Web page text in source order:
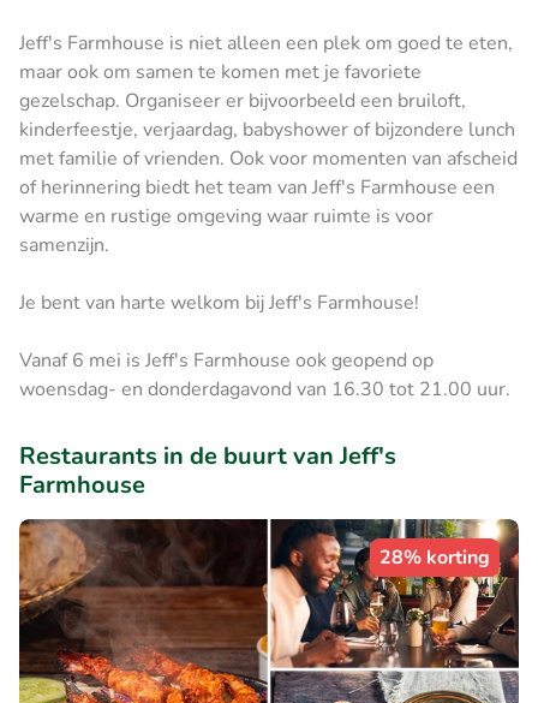
Jeff's Farmhouse is niet alleen een plek om goed te eten,
maar ook om samen te komen met je favoriete
gezelschap. Organiseer er bijvoorbeeld een bruiloft,
kinderfeestje, verjaardag, babyshower of bijzondere lunch
met familie of vrienden. Ook voor momenten van afscheid
of herinnering biedt het team van Jeff's Farmhouse een
warme en rustige omgeving waar ruimte is voor
samenzijn.
Je bent van harte welkom bij Jeff's Farmhouse!
Vanaf 6 mei is Jeff's Farmhouse ook geopend op
woensdag- en donderdagavond van 16.30 tot 21.00 uur.
Restaurants in de buurt van Jeff's
Farmhouse
28% korting